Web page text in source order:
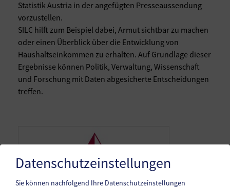
Statistik Austria in der angefügten Presseaussendung
vorzustellen.
SILC hilft zum Beispiel dabei, Armut sichtbar zu machen
oder einen Überblick über die Entwicklung von
Haushaltseinkommen zu erhalten. Auf Grundlage dieser
Ergebnisse können Politik, Verwaltung, Wissenschaft
und Forschung mit Daten abgesicherte Entscheidungen
treffen.
Datenschutzeinstellungen
Sie können nachfolgend Ihre Datenschutzeinstellungen